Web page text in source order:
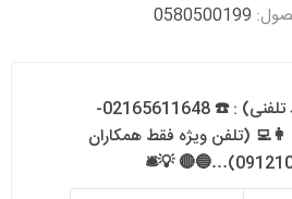
0580500199
پشتیبانی (خرید تلفنی) : ☎️ 02165611648-
09912662302 👩‍💻 (تلفن ویژه فقط همکاران